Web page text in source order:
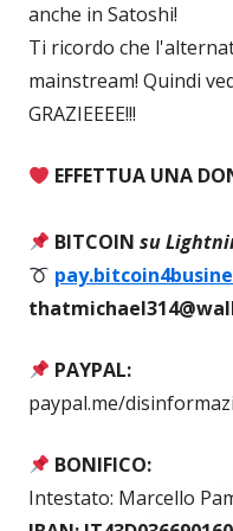
anche in Satoshi!
Ti ricordo che
mainstream! Quindi
GRAZIEEEE!!!
EFFETTUA UNA
BITCOIN su
PAYPAL:
paypal.me/
BONIFICO:
Intestato: Marcello